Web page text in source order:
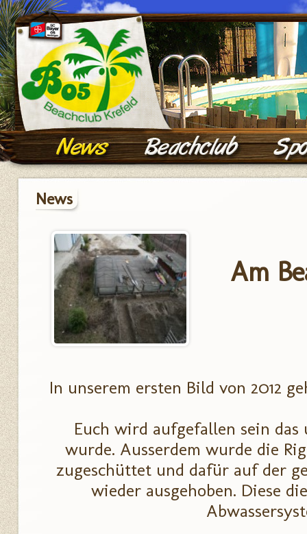
News
Am
In unserem ersten Bild von 2012
Euch wird aufgefallen sein das
wurde. Ausserdem wurde die
zugeschüttet und dafür auf der
wieder ausgehoben. Diese